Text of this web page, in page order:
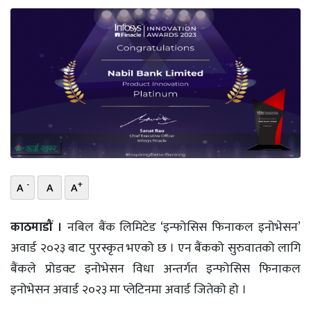
सम्पादकीय
छापा
खोज
प्रोफाइल
ऊर्जा
विशेष
A - A A+
काठमाडौं । नबिल बैंक लिमिटेड ‘इन्फोसिस फिनाकल इनोभेसन’
अवार्ड २०२३ बाट पुरस्कृत भएको छ । एन बैंकको सुरुवातको लागि
बैंकले प्रोडक्ट इनोभेसन विधा अन्तर्गत इन्फोसिस फिनाकल
इनोभेसन अवार्ड २०२३ मा प्लेटिनमा अवार्ड जितेको हो ।